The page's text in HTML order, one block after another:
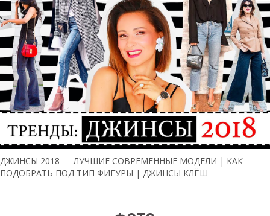
ДЖИНСЫ 2018 — ЛУЧШИЕ СОВРЕМЕННЫЕ МОДЕЛИ | КАК
ПОДОБРАТЬ ПОД ТИП ФИГУРЫ | ДЖИНСЫ КЛЁШ